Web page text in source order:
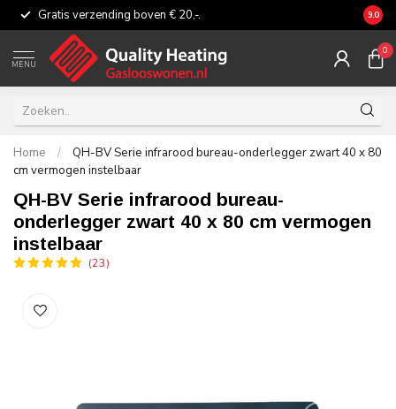
Gratis verzending boven € 20,-. 9.0
MENU
0
Home /
QH-BV Serie infrarood bureau-onderlegger zwart 40 x 80
cm vermogen instelbaar
QH-BV Serie infrarood bureau-
onderlegger zwart 40 x 80 cm vermogen
instelbaar
(23)